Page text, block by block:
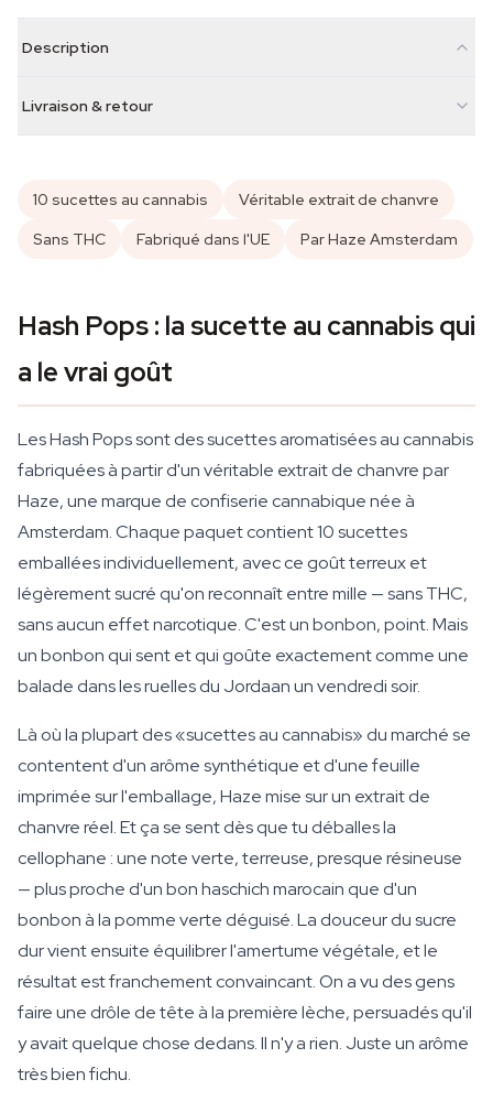
Description
Livraison & retour
10 sucettes au cannabis
Véritable extrait de chanvre
Sans THC
Fabriqué dans l'UE Par Haze Amsterdam
Hash Pops : la sucette au cannabis qui
a le vrai goût
Les Hash Pops sont des sucettes aromatisées au cannabis
fabriquées à partir d'un véritable extrait de chanvre par
Haze, une marque de confiserie cannabique née à
Amsterdam. Chaque paquet contient 10 sucettes
emballées individuellement, avec ce goût terreux et
légèrement sucré qu'on reconnaît entre mille — sans THC,
sans aucun effet narcotique. C'est un bonbon, point. Mais
un bonbon qui sent et qui goûte exactement comme une
balade dans les ruelles du Jordaan un vendredi soir.
Là où la plupart des «sucettes au cannabis» du marché se
contentent d'un arôme synthétique et d'une feuille
imprimée sur l'emballage, Haze mise sur un extrait de
chanvre réel. Et ça se sent dès que tu déballes la
cellophane : une note verte, terreuse, presque résineuse
— plus proche d'un bon haschich marocain que d'un
bonbon à la pomme verte déguisé. La douceur du sucre
dur vient ensuite équilibrer l'amertume végétale, et le
résultat est franchement convaincant. On a vu des gens
faire une drôle de tête à la première lèche, persuadés qu'il
y avait quelque chose dedans. Il n'y a rien. Juste un arôme
très bien fichu.